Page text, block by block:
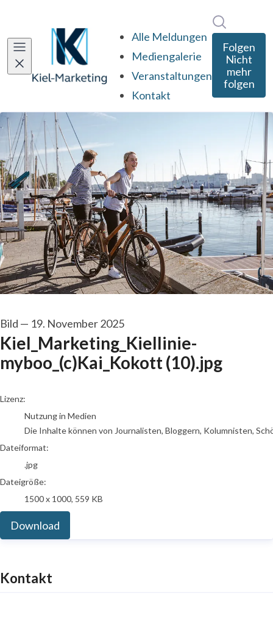
Alle Meldungen
Mediengalerie
Veranstaltungen
Kontakt
Folgen
Nicht
mehr
folgen
Bild — 19. November 2025
Kiel_Marketing_Kiellinie-
myboo_(c)Kai_Kokott (10).jpg
go to media item
Lizenz:
Nutzung in Medien
Die Inhalte können von Journalisten, Bloggern, Kolumnisten,
Dateiformat:
.jpg
Dateigröße:
1500 x 1000, 559 KB
Download
Kontakt